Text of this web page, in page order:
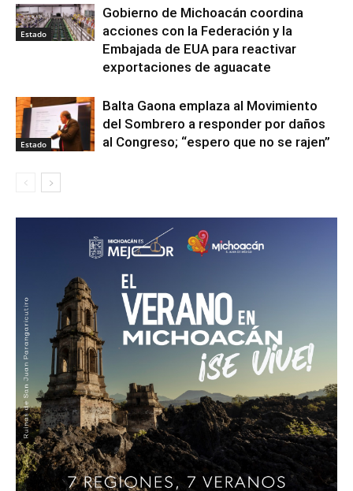
Estado
Gobierno de Michoacán coordina
acciones con la Federación y la
Embajada de EUA para reactivar
exportaciones de aguacate
Estado
Balta Gaona emplaza al Movimiento
del Sombrero a responder por daños
al Congreso; “espero que no se rajen”